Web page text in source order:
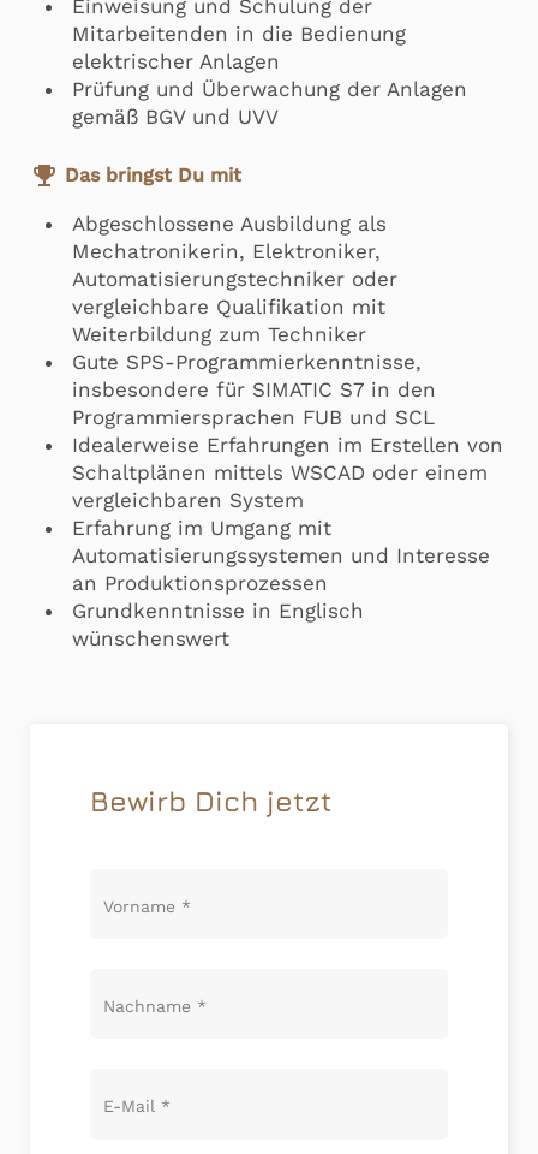
Einweisung und Schulung der
Mitarbeitenden in die Bedienung
elektrischer Anlagen
Prüfung und Überwachung der Anlagen
gemäß BGV und UVV
emoji_events Das bringst Du mit
Abgeschlossene Ausbildung als
Mechatronikerin, Elektroniker,
Automatisierungstechniker oder
vergleichbare Qualifikation mit
Weiterbildung zum Techniker
Gute SPS-Programmierkenntnisse,
insbesondere für SIMATIC S7 in den
Programmiersprachen FUB und SCL
Idealerweise Erfahrungen im Erstellen von
Schaltplänen mittels WSCAD oder einem
vergleichbaren System
Erfahrung im Umgang mit
Automatisierungssystemen und Interesse
an Produktionsprozessen
Grundkenntnisse in Englisch
wünschenswert
Bewirb Dich jetzt
Vorname *
Nachname *
E-Mail *